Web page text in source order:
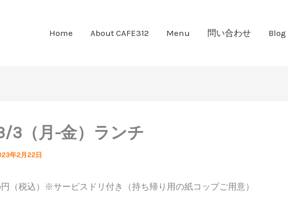
Home About CAFE312 Menu 問い合わせ Blog
3（月-金）ランチ
年2月22日
（税込）※サービスドリ付き（持ち帰り用の紙コップご用意）